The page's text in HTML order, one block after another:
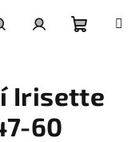
košík
Irisette
60